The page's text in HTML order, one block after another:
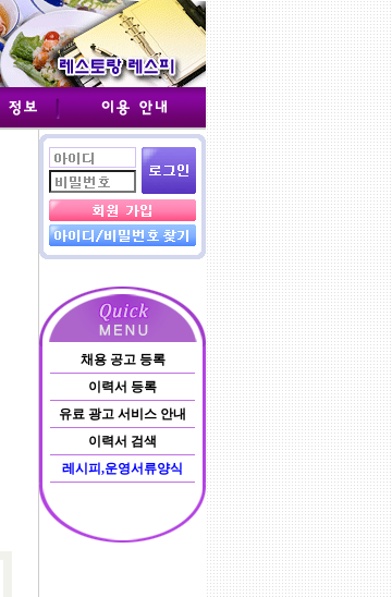
채용 공고 등록
이력서 등록
유료 광고 서비스 안내
이력서 검색
레시피,운영서류양식